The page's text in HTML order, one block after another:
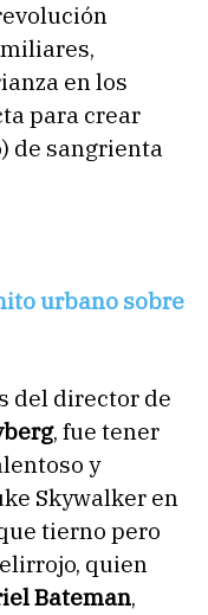
en los
para crear
de sangrienta
urbano sobre
del director de
, fue tener
y
Skywalker en
tierno pero
quien
Bateman,